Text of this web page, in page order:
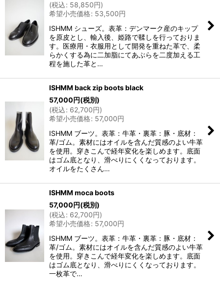
(税込: 58,850円)
希望小売価格: 53,500円
ISHMM シューズ。表革：デンマーク産のキップ
を原皮とし、輸入後、姫路で鞣しを行っておりま
す。医療用・衣服用として開発を重ねた革で、柔
らかくする為に二加脂にてあぶらを二度加える工
程を施した革と…
ISHMM back zip boots black
57,000円(税別)
(税込: 62,700円)
希望小売価格: 57,000円
ISHMM ブーツ。表革：牛革・裏革：豚・底材：
革/ゴム。素材にはオイルを含んだ質感のよい牛革
を使用。穿きこんで経年変化を楽しめます。底面
はゴム底となり、滑べりにくくなっております。
オイルをたくさん…
ISHMM moca boots
57,000円(税別)
(税込: 62,700円)
希望小売価格: 57,000円
ISHMM ブーツ。表革：牛革・裏革：豚・底材：
革/ゴム。素材にはオイルを含んだ質感のよい牛革
を使用。穿きこんで経年変化を楽しめます。底面
はゴム底となり、滑べりにくくなっております。
一枚革で…